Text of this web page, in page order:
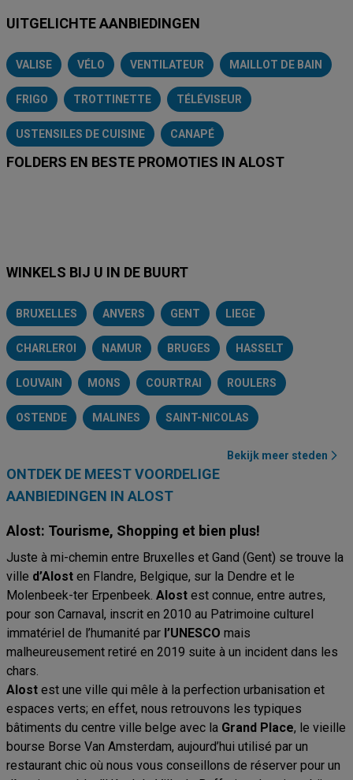
UITGELICHTE AANBIEDINGEN
VALISE VÉLO VENTILATEUR MAILLOT DE BAIN
FRIGO TROTTINETTE TÉLÉVISEUR
USTENSILES DE CUISINE CANAPÉ
FOLDERS EN BESTE PROMOTIES IN ALOST
WINKELS BIJ U IN DE BUURT
BRUXELLES ANVERS GENT LIEGE
CHARLEROI NAMUR BRUGES HASSELT
LOUVAIN MONS COURTRAI ROULERS
OSTENDE MALINES SAINT-NICOLAS
Bekijk meer steden
ONTDEK DE MEEST VOORDELIGE
AANBIEDINGEN IN ALOST
Alost: Tourisme, Shopping et bien plus!
Juste à mi-chemin entre Bruxelles et Gand (Gent) se trouve la
ville d’Alost en Flandre, Belgique, sur la Dendre et le
Molenbeek-ter Erpenbeek. Alost est connue, entre autres,
pour son Carnaval, inscrit en 2010 au Patrimoine culturel
immatériel de l’humanité par l’UNESCO mais
malheureusement retiré en 2019 suite à un incident dans les
chars.
Alost est une ville qui mêle à la perfection urbanisation et
espaces verts; en effet, nous retrouvons les typiques
bâtiments du centre ville belge avec la Grand Place, le vieille
bourse Borse Van Amsterdam, aujourd’hui utilisé par un
restaurant chic où nous vous conseillons de réserver pour un